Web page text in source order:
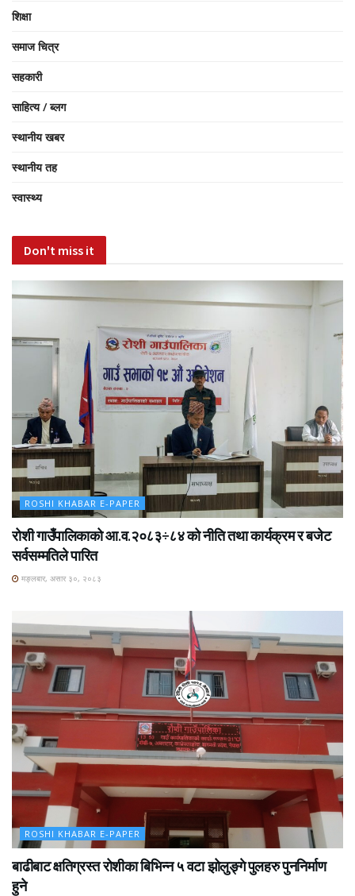
शिक्षा
समाज चित्र
सहकारी
साहित्य / ब्लग
स्थानीय खबर
स्थानीय तह
स्वास्थ्य
Don't miss it
ROSHI KHABAR E-PAPER
रोशी गाउँपालिकाको आ.व.२०८३÷८४ को नीति तथा कार्यक्रम र बजेट
सर्वसम्मतिले पारित
मङ्लबार, असार ३०, २०८३
ROSHI KHABAR E-PAPER
बाढीबाट क्षतिग्रस्त रोशीका बिभिन्न ५ वटा झोलुङ्गे पुलहरु पुननिर्माण
हुने